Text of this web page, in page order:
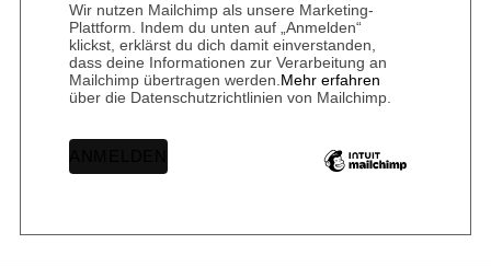
Wir nutzen Mailchimp als unsere Marketing-
Plattform. Indem du unten auf „Anmelden“
klickst, erklärst du dich damit einverstanden,
dass deine Informationen zur Verarbeitung an
Mailchimp übertragen werden. Mehr erfahren
über die Datenschutzrichtlinien von Mailchimp.